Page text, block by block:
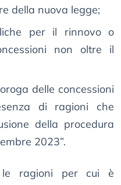
della nuova legge;
per il rinnovo o
non oltre il
delle concessioni
di ragioni che
della procedura
2023”.
le ragioni per cui è